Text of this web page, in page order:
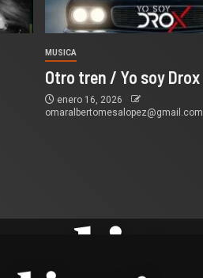
MUSICA
Otro tren / Yo soy Drox
enero 16, 2026
omaralbertomesalopez@gmail.com